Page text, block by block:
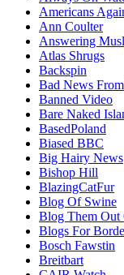
Americans
Ann Coulter
Answering
Atlas Shrugs
Backspin
Bad News
Banned Video
Bare Naked
BasedPoland
Biased BBC
Big Hairy News
Bishop Hill
BlazingCatFur
Blog Of Swine
Blog Them Out
Blogs For
Bosch Fawstin
Breitbart